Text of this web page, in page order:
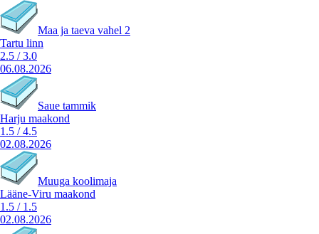
Maa ja taeva vahel 2
Tartu linn
2.5 /3.0
06.08.2026
Saue tammik
Harju maakond
1.5 /4.5
02.08.2026
Muuga koolimaja
Lääne-Viru maakond
1.5 / 1.5
02.08.2026